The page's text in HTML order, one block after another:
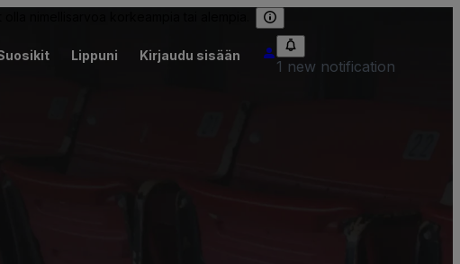
Lippuni Kirjaudu sisään
1 new notification